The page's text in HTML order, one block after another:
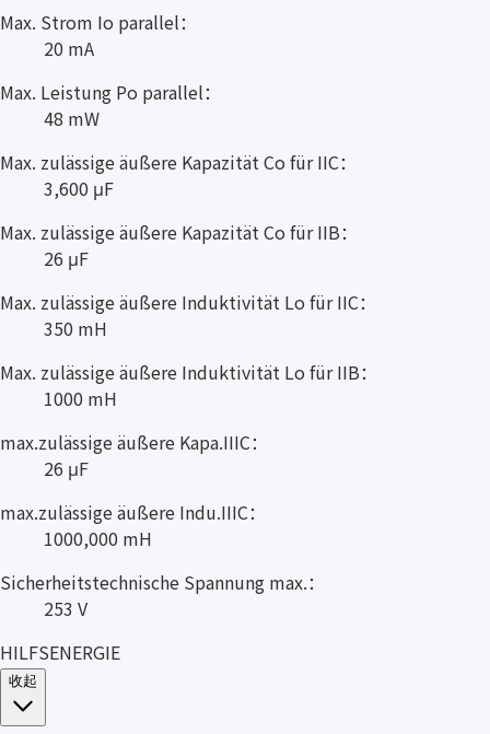
Max. Strom Io parallel：
20 mA
Max. Leistung Po parallel：
48 mW
Max. zulässige äußere Kapazität Co für IIC：
3,600 μF
Max. zulässige äußere Kapazität Co für IIB：
26 μF
Max. zulässige äußere Induktivität Lo für IIC：
350 mH
Max. zulässige äußere Induktivität Lo für IIB：
1000 mH
max.zulässige äußere Kapa.IIIC：
26 μF
max.zulässige äußere Indu.IIIC：
1000,000 mH
Sicherheitstechnische Spannung max.：
253 V
HILFSENERGIE
收起